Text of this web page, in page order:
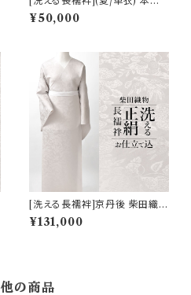
長襦袢 自宅で洗える天然素材
志賀麻 (商品番号:15753)
¥50,000
[洗える長襦袢]京丹後 柴田織物
謹製 洗える絹の長襦袢『SHID
ORI』花喰い鳥 正絹 日本製 (商
¥131,000
の商品